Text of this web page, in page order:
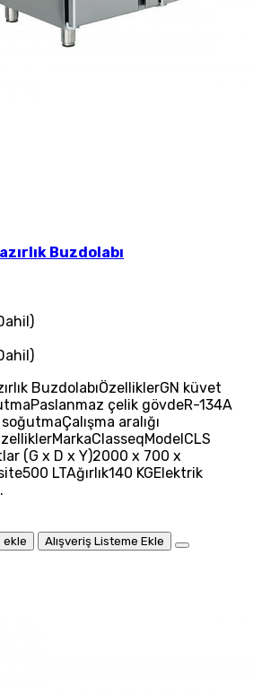
Buzdolabı
BuzdolabıÖzelliklerGN küvet
çelik gövdeR-134A
aralığı
(G x D x Y)2000 x 700 x
LTAğırlık140 KGElektrik
ekle
Alışveriş Listeme Ekle